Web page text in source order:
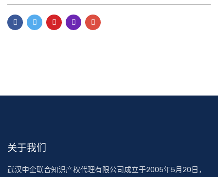
关于我们
武汉中企联合知识产权代理有限公司成立于2005年5月20日，